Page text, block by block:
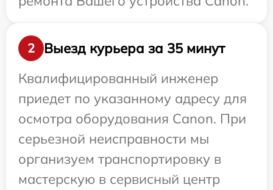
2
Выезд курьера за 35 минут
Квалифицированный инженер
приедет по указанному адресу для
осмотра оборудования Canon. При
серьезной неисправности мы
организуем транспортировку в
мастерскую в сервисный центр